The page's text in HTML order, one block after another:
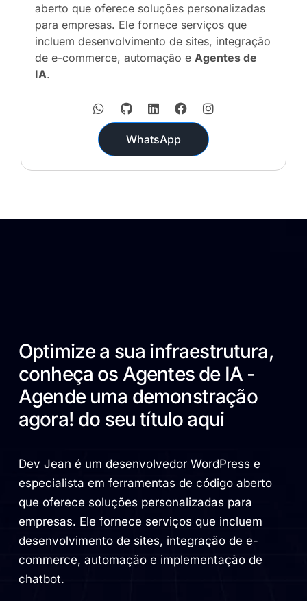
aberto que oferece soluções personalizadas
para empresas. Ele fornece serviços que
incluem desenvolvimento de sites, integração
de e-commerce, automação e Agentes de
IA.
WhatsApp
Optimize a sua infraestrutura,
conheça os Agentes de IA -
Agende uma demonstração
agora! do seu título aqui
Dev Jean é um desenvolvedor WordPress e
especialista em ferramentas de código aberto
que oferece soluções personalizadas para
empresas. Ele fornece serviços que incluem
desenvolvimento de sites, integração de e-
commerce, automação e implementação de
chatbot.